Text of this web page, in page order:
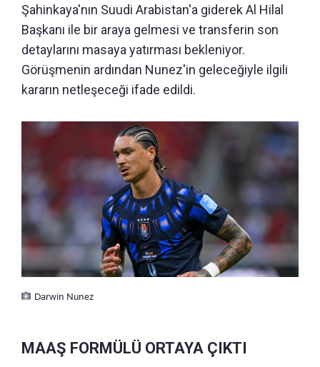
Şahinkaya'nın Suudi Arabistan'a giderek Al Hilal
Başkanı ile bir araya gelmesi ve transferin son
detaylarını masaya yatırması bekleniyor.
Görüşmenin ardından Nunez'in geleceğiyle ilgili
kararın netleşeceği ifade edildi.
Darwin Nunez
MAAŞ FORMÜLÜ ORTAYA ÇIKTI